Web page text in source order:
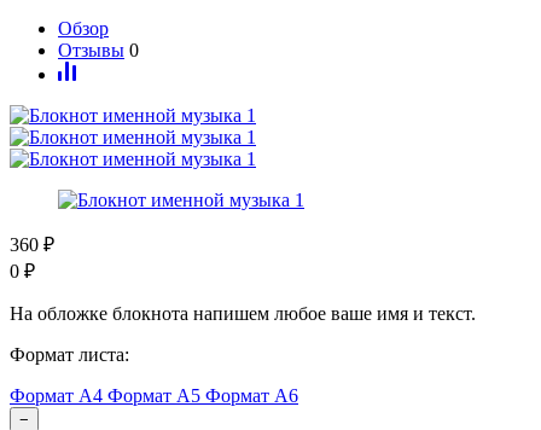
Обзор
Отзывы 0
360 ₽
0 ₽
На обложке блокнота напишем любое ваше имя и текст.
Формат листа:
Формат А4 Формат А5 Формат А6
−